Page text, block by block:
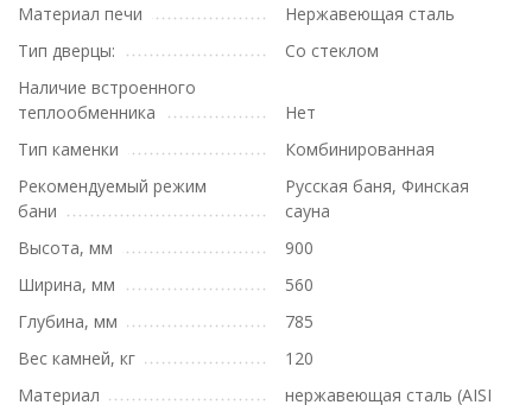
Материал печи
Нержавеющая сталь
Тип дверцы:
Со стеклом
Наличие встроенного
теплообменника
Нет
Тип каменки
Комбинированная
Рекомендуемый режим
бани
Русская баня, Финская
сауна
Высота, мм
900
Ширина, мм
560
Глубина, мм
785
Вес камней, кг
120
Материал
нержавеющая сталь (AISI